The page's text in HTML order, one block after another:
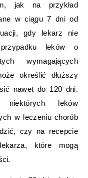
jak na przykład
w ciągu 7 dni od
gdy lekarz nie
leków o
wymagających
określić dłuższy
nawet do 120 dni.
leków
w leczeniu chorób
czy na recepcie
które mogą